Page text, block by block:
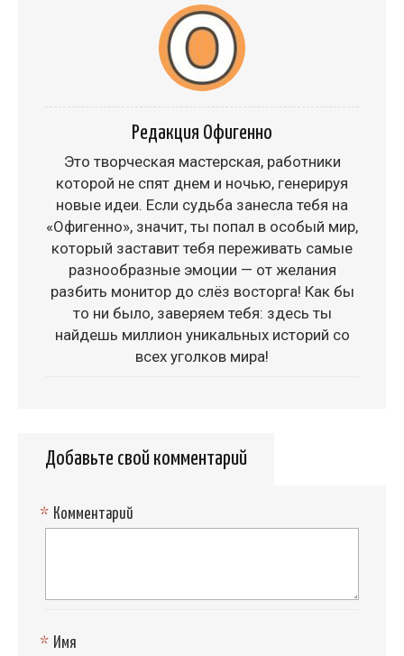
Редакция Офигенно
Это творческая мастерская, работники
которой не спят днем и ночью, генерируя
новые идеи. Если судьба занесла тебя на
«Офигенно», значит, ты попал в особый мир,
который заставит тебя переживать самые
разнообразные эмоции — от желания
разбить монитор до слёз восторга! Как бы
то ни было, заверяем тебя: здесь ты
найдешь миллион уникальных историй со
всех уголков мира!
Добавьте свой комментарий
Комментарий
*
Имя
*